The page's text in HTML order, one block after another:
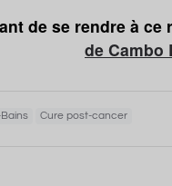
de se rendre à ce
de Cambo
Cure post-cancer